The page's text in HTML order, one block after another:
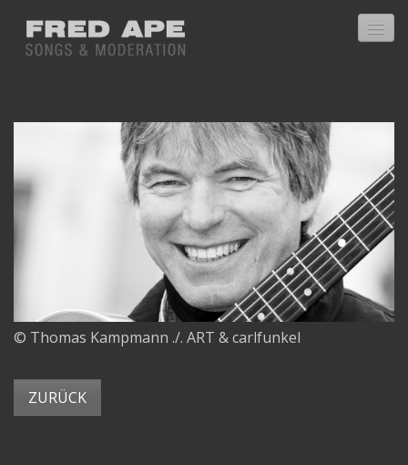
Presse
Bücherkiste 2006
Bücherkiste 2007
© Thomas Kampmann ./. ART & carlfunkel
ZURÜCK